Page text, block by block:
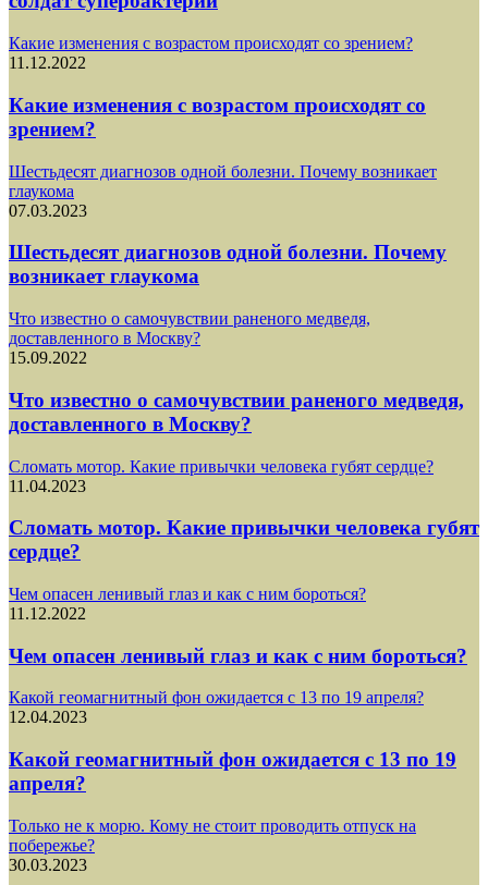
Какие изменения с возрастом происходят со зрением?
11.12.2022
Какие изменения с возрастом происходят со
зрением?
Шестьдесят диагнозов одной болезни. Почему возникает
глаукома
07.03.2023
Шестьдесят диагнозов одной болезни. Почему
возникает глаукома
Что известно о самочувствии раненого медведя,
доставленного в Москву?
15.09.2022
Что известно о самочувствии раненого медведя,
доставленного в Москву?
Сломать мотор. Какие привычки человека губят сердце?
11.04.2023
Сломать мотор. Какие привычки человека губят
сердце?
Чем опасен ленивый глаз и как с ним бороться?
11.12.2022
Чем опасен ленивый глаз и как с ним бороться?
Какой геомагнитный фон ожидается с 13 по 19 апреля?
12.04.2023
Какой геомагнитный фон ожидается с 13 по 19
апреля?
Только не к морю. Кому не стоит проводить отпуск на
побережье?
30.03.2023